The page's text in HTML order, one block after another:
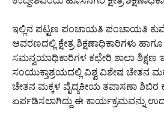
ಇಲ್ಲಿನ ಪಟ್ಟಣ ಪಂಚಾಯತಿ ಪಂಚಾಯತಿ
ಆವರಣದಲ್ಲಿ ಕ್ಷೇತ್ರ ಶಿಕ್ಷಣಾಧಿಕಾರಿಗಳು
ಸಮನ್ವಯಾಧಿಕಾರಿಗಳ ಕಛೇರಿ ಶಾಲಾ
ಸಂಯುಕ್ತಾಶ್ರಯದಲ್ಲಿ ವಿಶ್ವ ವಿಶೇಷ ಚೇತನ
ಚೇತನ ಮಕ್ಕಳ ವೈದ್ಯಕೀಯ ತಪಾಸಣಾ ಶಿಬಿರ
ಏರ್ಪಡಿಸಲಾಗಿದ್ದು ಈ ಕಾರ್ಯಕ್ರಮವನ್ನು